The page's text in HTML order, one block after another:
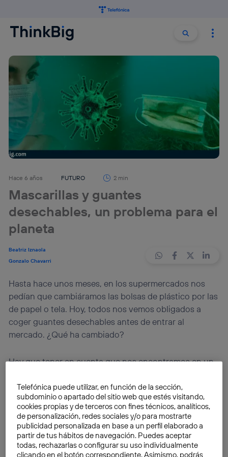
Buscar
Hace 6 años FUTURO 2 min
Mascarillas y guantes
desechables, un problema para el
planeta
Beatriz Iznaola
Gonzalo Chavarri
Hasta hace unos meses, en los supermercados nos
pedían que cambiáramos las bolsas de plástico por las
de papel o tela. Hoy, todos nos vemos obligados a
coger guantes desechables antes de entrar al
mercado. ¿Qué ha cambiado?
Hay que tener en cuenta que nos encontramos en un
maltratando a gran parte del mundo yel uso de la
mascarilla es prácticamente obligatorio.Pero, en
realidad, ¿hace falta que tanto las mascarillas como
los guantes sean desechables y, además, de plástico?
La respuesta es no. Hay muchas alternativas a esto.
Telefónica puede utilizar, en función de la sección,
subdominio o apartado del sitio web que estés visitando,
cookies propias y de terceros con fines técnicos, analíticos,
de personalización, redes sociales y/o para mostrarte
publicidad personalizada en base a un perfil elaborado a
partir de tus hábitos de navegación. Puedes aceptar
todas, rechazarlas o configurar su uso individualmente
clicando en el botón correspondiente. Asimismo, podrás